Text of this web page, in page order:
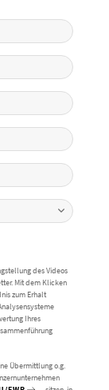
des Videos
Mit dem Klicken
zum Erhalt
Ihres
Übermittlung o.g.